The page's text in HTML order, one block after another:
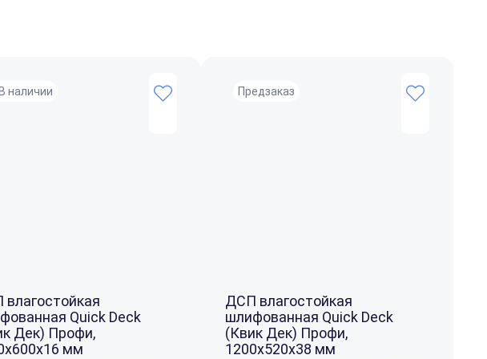
наличии
Quick Deck
Дек) Профи,
мм
Предзаказ
ДСП влагостойкая
шлифованная Quick Deck
(Квик Дек) Профи,
1200x520x38 мм